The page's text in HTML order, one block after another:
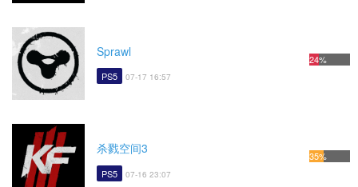
Sprawl
PS5 07-17 16:57
24%
杀戮空间3
PS5 07-16 23:07
35%